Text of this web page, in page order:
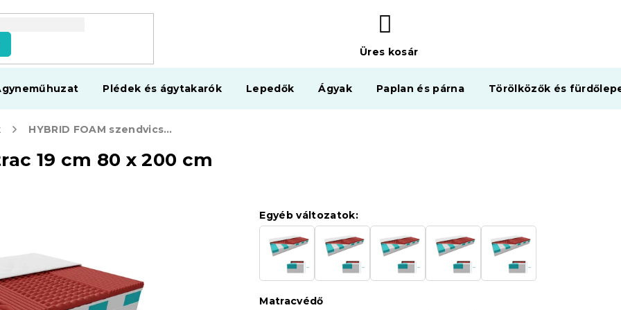
KOSÁR
Üres kosár
Plédek és ágytakarók Lepedők Ágyak Paplan és párna Törölközők és
HYBRID FOAM szendvics matrac 19 cm 80 x 200 cm
19 cm 80 x 200 cm
Egyéb változatok:
Matracvédő